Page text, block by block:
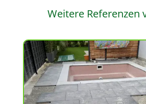
Weitere Referenzen